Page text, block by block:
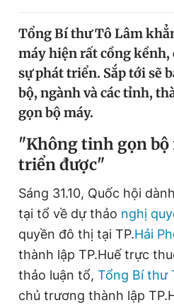
Tin thị trường
Video
Sản phẩm khác
Tiện ích
Thông tin tòa soạn
Đọc Thanh Niên trên điện
Tổng Bí thư Tô Lâm
máy hiện rất cồng kềnh,
sự phát triển. Sắp tới sẽ
bộ, ngành và các tỉnh,
gọn bộ máy.
"Không tinh gọn
triển được"
Sáng 31.10, Quốc hội
tại tổ về dự thảo nghị
quyền đô thị tại TP.Hải
thành lập TP.Huế trực
thảo luận tổ, Tổng Bí thư
chủ trương thành lập